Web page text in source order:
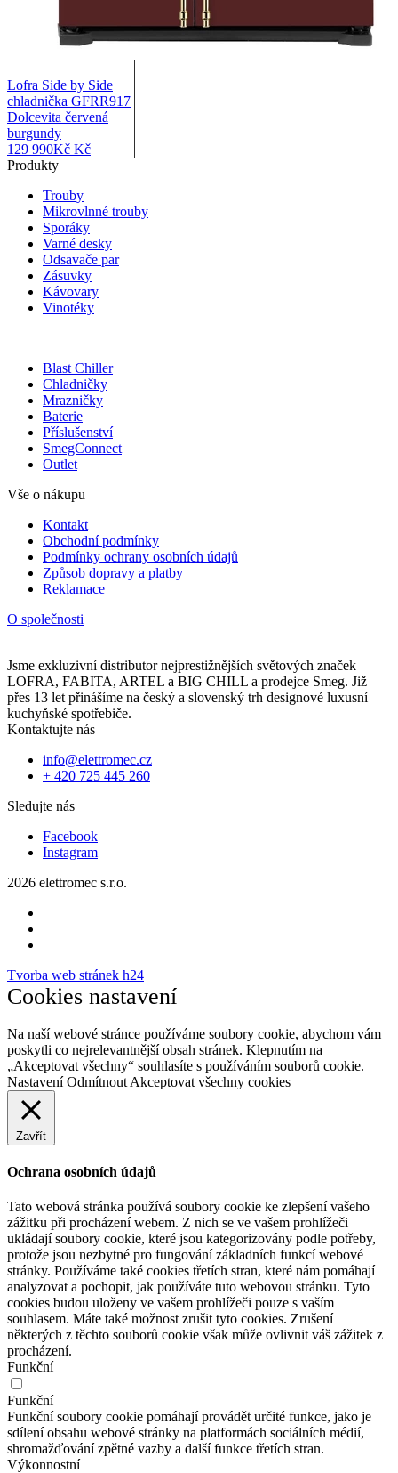
Lofra Side by Side
chladnička GFRR917
Dolcevita červená
burgundy
129 990Kč Kč
Produkty
Trouby
Mikrovlnné trouby
Sporáky
Varné desky
Odsavače par
Zásuvky
Kávovary
Vinotéky
Blast Chiller
Chladničky
Mrazničky
Baterie
Příslušenství
SmegConnect
Outlet
Vše o nákupu
Kontakt
Obchodní podmínky
Podmínky ochrany osobních údajů
Způsob dopravy a platby
Reklamace
O společnosti
Jsme exkluzivní distributor nejprestižnějších světových značek
LOFRA, FABITA, ARTEL a BIG CHILL a prodejce Smeg. Již
přes 13 let přinášíme na český a slovenský trh designové luxusní
kuchyňské spotřebiče.
Kontaktujte nás
info@elettromec.cz
+ 420 725 445 260
Sledujte nás
Facebook
Instagram
2026 elettromec s.r.o.
Tvorba web stránek h24
Cookies nastavení
Na naší webové stránce používáme soubory cookie, abychom vám
poskytli co nejrelevantnější obsah stránek. Klepnutím na
„Akceptovat všechny“ souhlasíte s používáním souborů cookie.
Nastavení Odmítnout Akceptovat všechny cookies
Zavřít
Ochrana osobních údajů
Tato webová stránka používá soubory cookie ke zlepšení vašeho
zážitku při procházení webem. Z nich se ve vašem prohlížeči
ukládají soubory cookie, které jsou kategorizovány podle potřeby,
protože jsou nezbytné pro fungování základních funkcí webové
stránky. Používáme také cookies třetích stran, které nám pomáhají
analyzovat a pochopit, jak používáte tuto webovou stránku. Tyto
cookies budou uloženy ve vašem prohlížeči pouze s vaším
souhlasem. Máte také možnost zrušit tyto cookies. Zrušení
některých z těchto souborů cookie však může ovlivnit váš zážitek z
procházení.
Funkční
Funkční
Funkční soubory cookie pomáhají provádět určité funkce, jako je
sdílení obsahu webové stránky na platformách sociálních médií,
shromažďování zpětné vazby a další funkce třetích stran.
Výkonnostní